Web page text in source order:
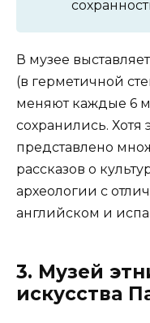
В музее
(в герметичной
меняют каждые 6
сохранились. Хотя
представлено
рассказов о
археологии с
английском и
3. Музей
искусства